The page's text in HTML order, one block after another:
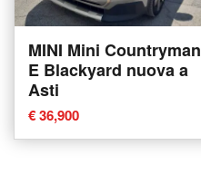
MINI Mini Countryman
E Blackyard nuova a
Asti
€ 36,900